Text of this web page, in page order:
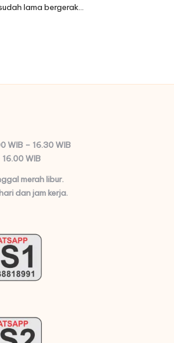
lama bergerak…
WIB – 16.30 WIB
WIB
merah libur.
dan jam kerja.